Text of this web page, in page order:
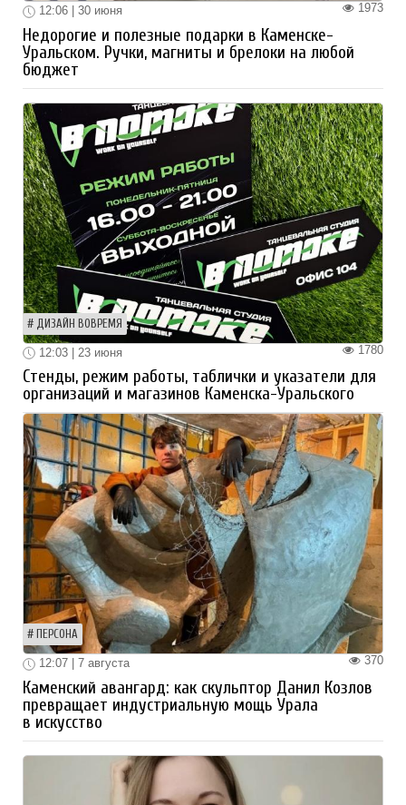
1973
12:06 | 30 июня
Недорогие и полезные подарки в Каменске-
Уральском. Ручки, магниты и брелоки на любой
бюджет
ДИЗАЙН ВОВРЕМЯ
1780
12:03 | 23 июня
Стенды, режим работы, таблички и указатели для
организаций и магазинов Каменска-Уральского
ПЕРСОНА
370
12:07 | 7 августа
Каменский авангард: как скульптор Данил Козлов
превращает индустриальную мощь Урала
в искусство